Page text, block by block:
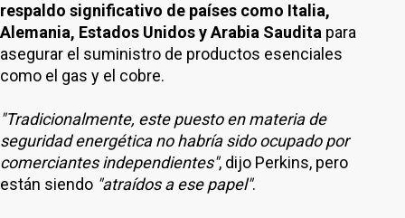
respaldo significativo de países como Italia,
Alemania, Estados Unidos y Arabia Saudita para
asegurar el suministro de productos esenciales
como el gas y el cobre.
"Tradicionalmente, este puesto en materia de
seguridad energética no habría sido ocupado por
comerciantes independientes", dijo Perkins, pero
están siendo "atraídos a ese papel".